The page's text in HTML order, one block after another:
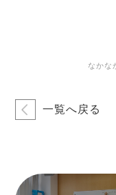
なかな
一覧へ戻る